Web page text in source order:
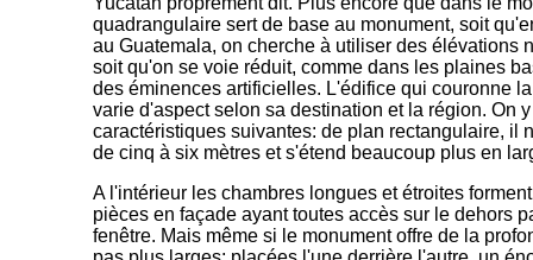
quadrangulaire sert de base au monument, soit
au Guatemala, on cherche à utiliser des élévations
soit qu'on se voie réduit, comme dans les plaines
des éminences artificielles. L'édifice qui couronne
varie d'aspect selon sa destination et la région. On
caractéristiques suivantes: de plan rectangulaire, il
de cinq à six mètres et s'étend beaucoup plus en
A l'intérieur les chambres longues et étroites
pièces en façade ayant toutes accès sur le dehors
fenêtre. Mais même si le monument offre de la